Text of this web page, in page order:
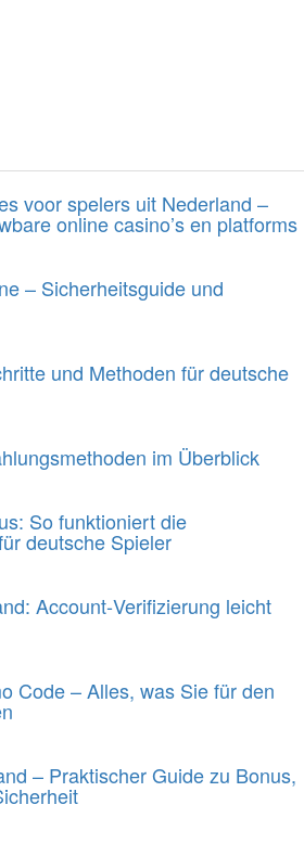
voor spelers uit Nederland –
online casino’s en platforms
– Sicherheitsguide und
und Methoden für deutsche
im Überblick
So funktioniert die
deutsche Spieler
Account‑Verifizierung leicht
Code – Alles, was Sie für den
– Praktischer Guide zu Bonus,